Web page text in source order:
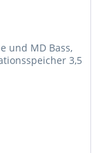
und MD Bass,
3,5